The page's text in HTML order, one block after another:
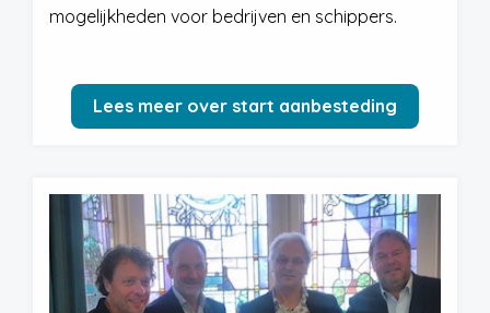
mogelijkheden voor bedrijven en schippers.
Lees meer over start aanbesteding